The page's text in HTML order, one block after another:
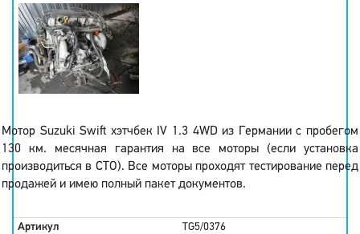
Мотор Suzuki Swift хэтчбек IV 1.3 4WD из Германии с пробегом
130 км. месячная гарантия на все моторы (если установка
производиться в СТО). Все моторы проходят тестирование перед
продажей и имею полный пакет документов.
Артикул
TG5/0376